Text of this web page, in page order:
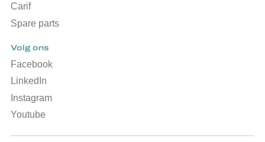
Carif
Spare parts
Volg ons
Facebook
LinkedIn
Instagram
Youtube